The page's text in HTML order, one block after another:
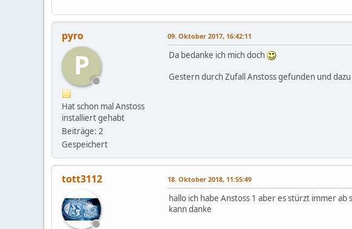
pyro
P
Hat schon mal Anstoss
installiert gehabt
Beiträge: 2
Gespeichert
09. Oktober 2017, 16:42:11
Da bedanke ich mich doch
Gestern durch Zufall Anstoss gefunden und
tott3112 18. Oktober 2018, 11:55:49
hallo ich habe Anstoss 1 aber es stürzt immer
kann danke